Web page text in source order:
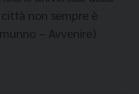
non sempre è
– Avvenire)